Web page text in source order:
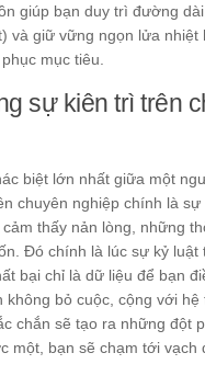
giúp bạn duy trì đường
và giữ vững ngọn lửa nhiệt
mục tiêu.
sự kiên trì trên
biệt lớn nhất giữa một
chuyên nghiệp chính là
thấy nản lòng, những
Đó chính là lúc sự kỷ luật
bại chỉ là dữ liệu để bạn
không bỏ cuộc, cộng với hệ
chắn sẽ tạo ra những đột
một, bạn sẽ chạm tới vạch